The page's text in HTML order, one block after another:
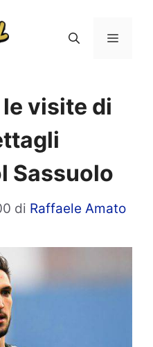
Menu
visite di
Sassuolo
di Raffaele Amato